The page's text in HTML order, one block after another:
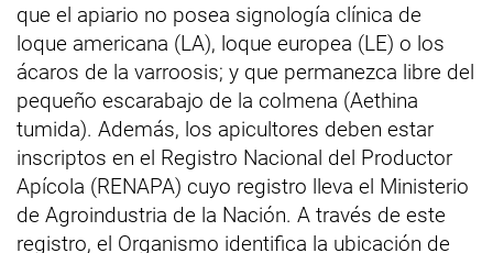
que el apiario no posea signología clínica de
loque americana (LA), loque europea (LE) o los
ácaros de la varroosis; y que permanezca libre del
pequeño escarabajo de la colmena (Aethina
tumida). Además, los apicultores deben estar
inscriptos en el Registro Nacional del Productor
Apícola (RENAPA) cuyo registro lleva el Ministerio
de Agroindustria de la Nación. A través de este
registro, el Organismo identifica la ubicación de